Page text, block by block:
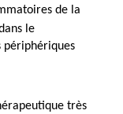
de la
le
périphériques
très